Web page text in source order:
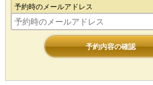
予約時のメールアドレス
予約内容の確認